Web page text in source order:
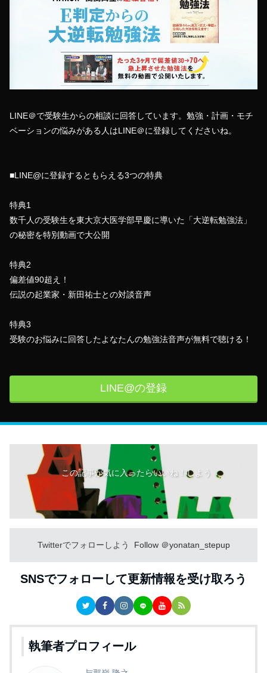
LINE＠で受験生からの相談に回答しています。勉強・計画・モチ
ベーションの悩みがある人はLINE＠に登録してくださいね。
■LINE@に登録するともらえる3つの特典
特典1
数千人の受験生を東大京大医学部早慶に導いた「大逆転勉強法」
の秘密を特別動画で大公開
特典2
偏差値90超え！
伝説の起業家・新田祐士との対談音声
特典3
受験のお悩みに回答したよなたんの勉強法音声が無料で聴ける！
LINE@の登録
この記事が気に入ったらいいね！しよう
Twitterでフォローしよう Follow ＠yonatan_stepup
SNSでフォローして更新情報を受け取ろう
執筆者プロフィール